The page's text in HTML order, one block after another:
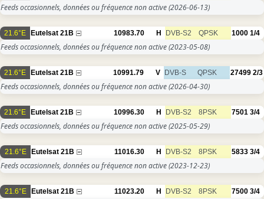
Feeds occasionnels, données ou fréquence non active(2026-06-13)
21.6°E Eutelsat 21B 10983.70 H DVB-S2 QPSK 1000 1/4
Feeds occasionnels, données ou fréquence non active(2023-05-08)
21.6°E Eutelsat 21B 10991.79 V DVB-S QPSK 27499 2/3
Feeds occasionnels, données ou fréquence non active(2026-04-30)
21.6°E Eutelsat 21B 10996.30 H DVB-S2 8PSK 7501 3/4
Feeds occasionnels, données ou fréquence non active(2025-05-29)
21.6°E Eutelsat 21B 11016.30 H DVB-S2 8PSK 5833 3/4
Feeds occasionnels, données ou fréquence non active(2023-12-23)
21.6°E Eutelsat 21B 11023.20 H DVB-S2 8PSK 7500 3/4